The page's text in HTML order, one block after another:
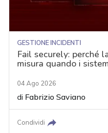
GESTIONE INCIDENTI
Fail securely: perché
misura quando i
04 Ago 2026
di Fabrizio Saviano
Condividi